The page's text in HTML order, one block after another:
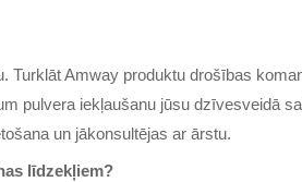
Turklāt Amway produktu drošības
pulvera iekļaušanu jūsu dzīvesveidā
un jākonsultējas ar ārstu.
līdzekļiem?